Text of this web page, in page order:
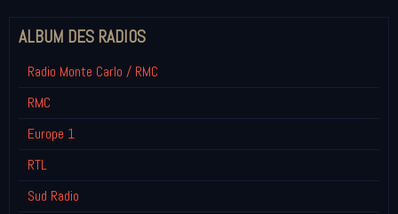
ALBUM DES RADIOS
Radio Monte Carlo / RMC
RMC
Europe 1
RTL
Sud Radio